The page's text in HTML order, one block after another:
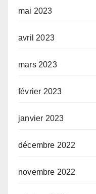
mai 2023
avril 2023
mars 2023
février 2023
janvier 2023
décembre 2022
novembre 2022